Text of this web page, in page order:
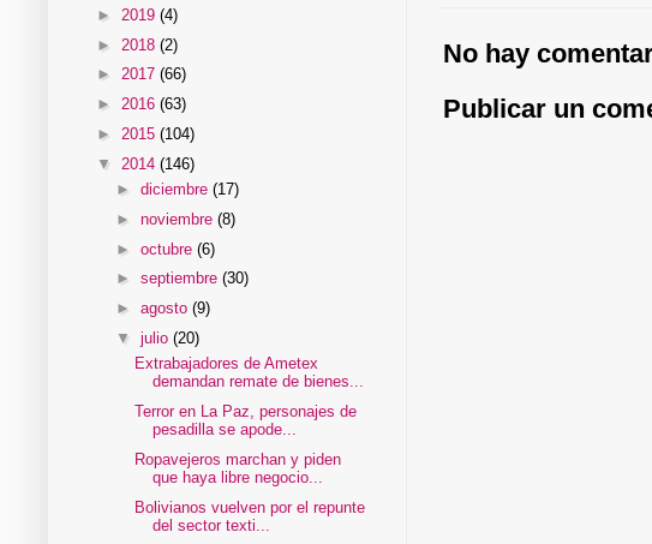
No hay
Publicar un
► 2019 (4)
► 2018 (2)
► 2017 (66)
► 2016 (63)
► 2015 (104)
▼ 2014 (146)
► diciembre (17)
► noviembre (8)
► octubre (6)
► septiembre (30)
► agosto (9)
▼ julio (20)
Extrabajadores de Ametex
demandan remate de bienes...
Terror en La Paz, personajes de
pesadilla se apode...
Ropavejeros marchan y piden
que haya libre negocio...
Bolivianos vuelven por el repunte
del sector texti...